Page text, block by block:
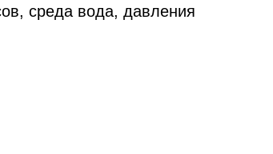
среда вода, давления